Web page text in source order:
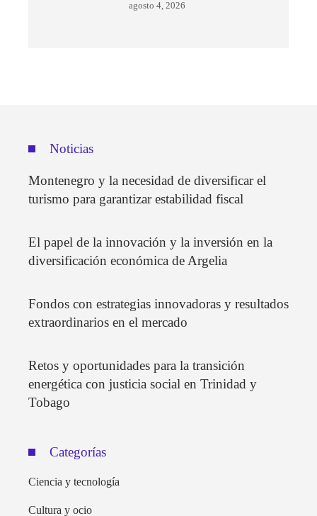
agosto 4, 2026
Noticias
Montenegro y la necesidad de diversificar el
turismo para garantizar estabilidad fiscal
El papel de la innovación y la inversión en la
diversificación económica de Argelia
Fondos con estrategias innovadoras y resultados
extraordinarios en el mercado
Retos y oportunidades para la transición
energética con justicia social en Trinidad y
Tobago
Categorías
Ciencia y tecnología
Cultura y ocio